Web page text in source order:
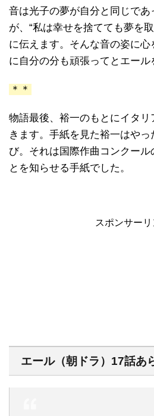
音は光子の夢が自分と同じで
が、“私は幸せを捨てても夢を
に伝えます。そんな音の姿に
に自分の分も頑張ってとエール
＊＊
物語最後、裕一のもとにイタ
きます。手紙を見た裕一はや
び。それは国際作曲コンクール
とを知らせる手紙でした。
スポンサーリ
エール（朝ドラ）17話あ